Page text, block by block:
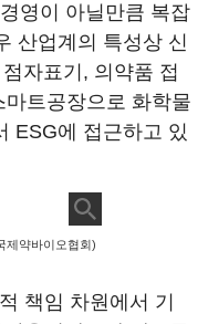
영이 아닐만큼 복잡
산업계의 특성상 신
자표기, 의약품 접
트공장으로 화학물
ESG에 접근하고 있
제약바이오협회)
책임 차원에서 기